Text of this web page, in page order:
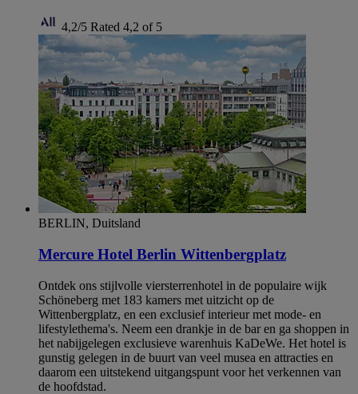
4,2/5 Rated 4,2 of 5
BERLIN, Duitsland
Mercure Hotel Berlin Wittenbergplatz
Ontdek ons stijlvolle viersterrenhotel in de populaire wijk
Schöneberg met 183 kamers met uitzicht op de
Wittenbergplatz, en een exclusief interieur met mode- en
lifestylethema's. Neem een drankje in de bar en ga shoppen in
het nabijgelegen exclusieve warenhuis KaDeWe. Het hotel is
gunstig gelegen in de buurt van veel musea en attracties en
daarom een uitstekend uitgangspunt voor het verkennen van
de hoofdstad.